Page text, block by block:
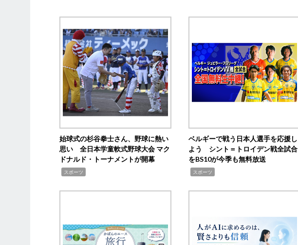
始球式の杉谷拳士さん、野球に熱い
思い 全日本学童軟式野球大会 マク
ドナルド・トーナメントが開幕
スポーツ
ベルギーで戦う日本人選手を応援し
よう シント＝トロイデン戦全試合
をBS10が今季も無料放送
スポーツ